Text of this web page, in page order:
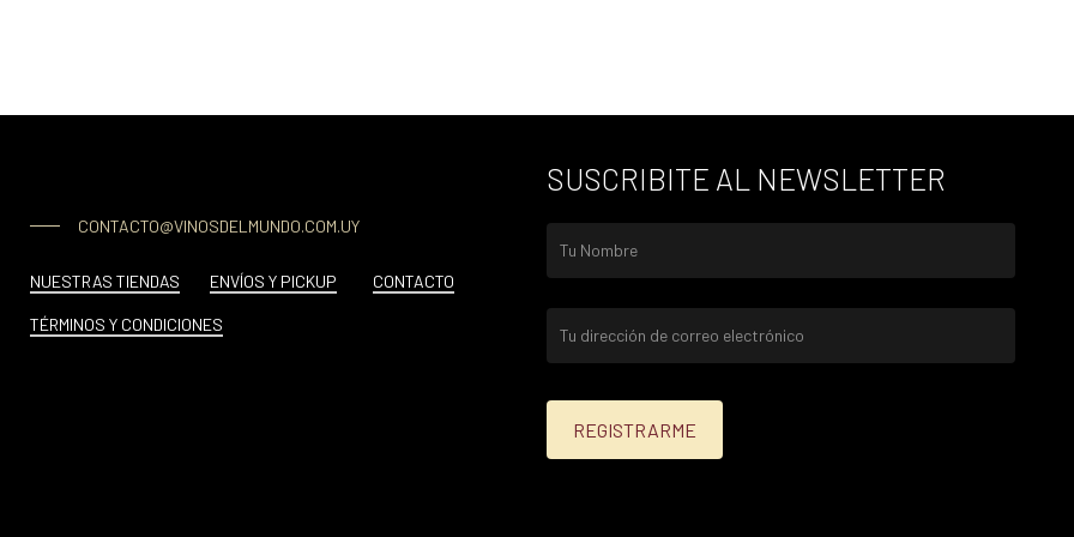
CONTACTO@VINOSDELMUNDO.COM.UY
NUESTRAS TIENDAS ENVÍOS Y PICKUP CONTACTO
TÉRMINOS Y CONDICIONES
SUSCRIBITE AL NEWSLETTER